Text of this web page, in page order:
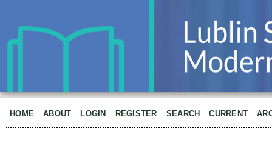
HOME ABOUT LOGIN REGISTER SEARCH CURRENT